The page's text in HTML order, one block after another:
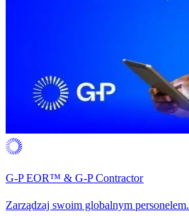
G-P EOR™ & G-P Contractor​​
Zarządzaj swoim globalnym personelem.​​